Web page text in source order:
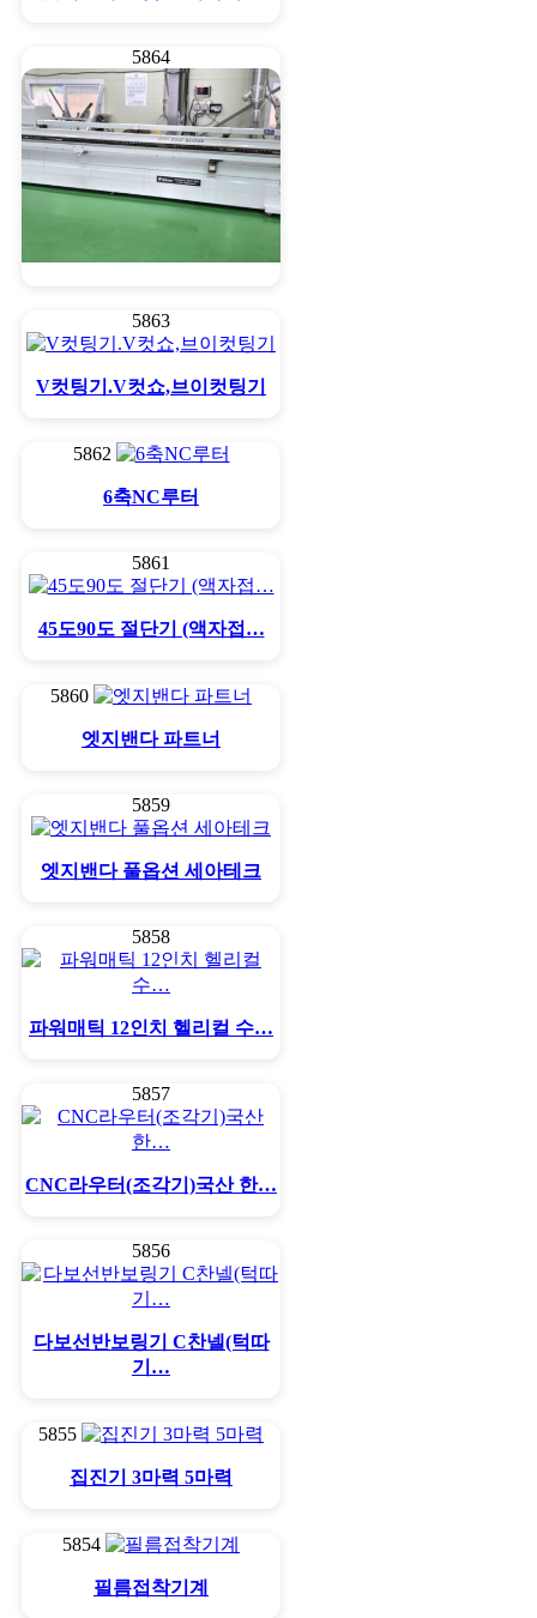
5864
5863
V컷팅기.V컷쇼,브이컷팅기
5862
6축NC루터
5861
45도90도 절단기 (액자접…
5860
엣지밴다 파트너
5859
엣지밴다 풀옵션 세아테크
5858
파워매틱 12인치 헬리컬 수…
5857
CNC라우터(조각기)국산 한…
5856
다보선반보링기 C찬넬(턱따
기…
5855
집진기 3마력 5마력
5854
필름접착기계